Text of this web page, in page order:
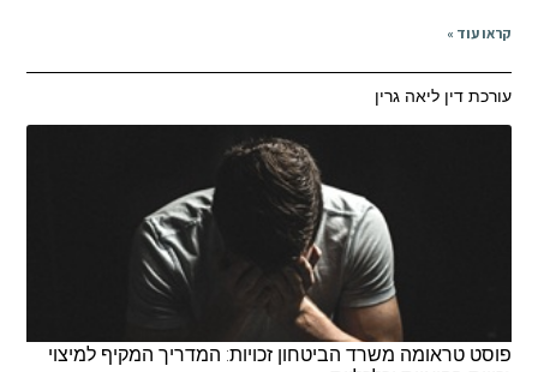
קראו עוד »
עורכת דין ליאה גרין
פוסט טראומה משרד הביטחון זכויות: המדריך המקיף למיצוי